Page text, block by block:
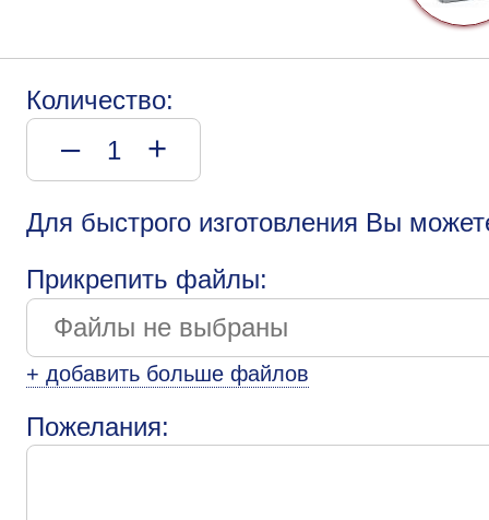
Количество:
– +
Для быстрого изготовления Вы
Прикрепить файлы:
+ добавить больше файлов
Пожелания: